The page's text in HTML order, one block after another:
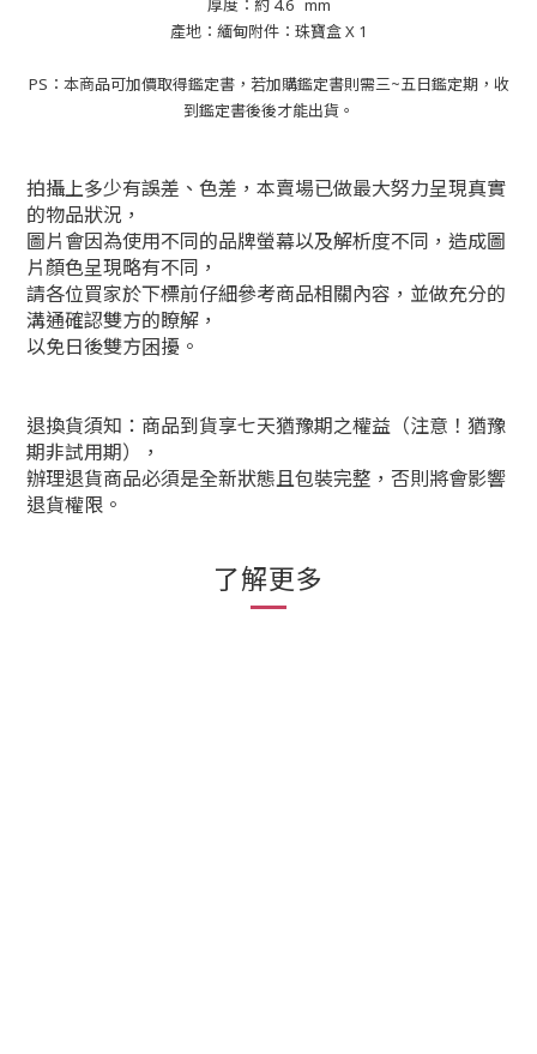
厚度：約 4.6 mm
產地：緬甸附件：珠寶盒 X 1
PS：本商品可加價取得鑑定書，若加購鑑定書則需三~五日鑑定期，收
到鑑定書後後才能出貨。
拍攝上多少有誤差、色差，本賣場已做最大努力呈現真實
的物品狀況，
圖片會因為使用不同的品牌螢幕以及解析度不同，造成圖
片顏色呈現略有不同，
請各位買家於下標前仔細參考商品相關內容，並做充分的
溝通確認雙方的瞭解，
以免日後雙方困擾。
退換貨須知：商品到貨享七天猶豫期之權益（注意！猶豫
期非試用期），
辦理退貨商品必須是全新狀態且包裝完整，否則將會影響
退貨權限。
了解更多